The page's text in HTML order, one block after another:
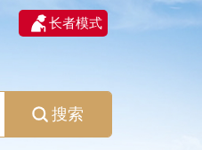
长者模式
搜索